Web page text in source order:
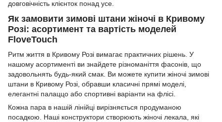
довговічність клієнток понад усе.
Як замовити зимові штани жіночі в Кривому
Розі: асортимент та вартість моделей
FloveTouch
Ритм життя в Кривому Розі вимагає практичних рішень. У
нашому асортименті ви знайдете різноманіття фасонів, що
задовольнять будь-який смак. Ви можете купити жіночі зимові
штани в Кривому Розі, обравши класичні прямі моделі,
елегантні палаццо або спортивні варіанти на флісі.
Кожна пара в нашій лінійці вирізняється продуманою
посадкою. Наші конструктори створюють жіночі лекала, які